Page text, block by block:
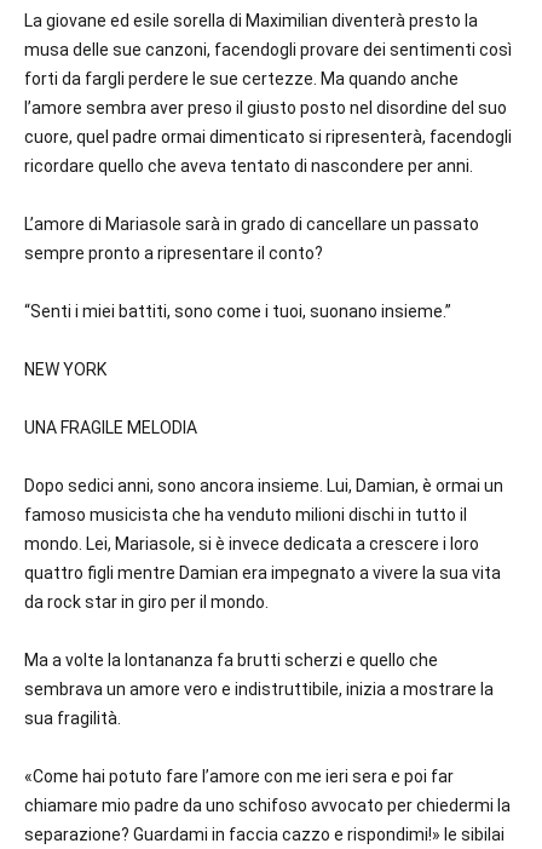
La giovane ed esile sorella di Maximilian diventerà presto la
musa delle sue canzoni, facendogli provare dei sentimenti così
forti da fargli perdere le sue certezze. Ma quando anche
l’amore sembra aver preso il giusto posto nel disordine del suo
cuore, quel padre ormai dimenticato si ripresenterà, facendogli
ricordare quello che aveva tentato di nascondere per anni.
L’amore di Mariasole sarà in grado di cancellare un passato
sempre pronto a ripresentare il conto?
“Senti i miei battiti, sono come i tuoi, suonano insieme.”
NEW YORK
UNA FRAGILE MELODIA
Dopo sedici anni, sono ancora insieme. Lui, Damian, è ormai un
famoso musicista che ha venduto milioni dischi in tutto il
mondo. Lei, Mariasole, si è invece dedicata a crescere i loro
quattro figli mentre Damian era impegnato a vivere la sua vita
da rock star in giro per il mondo.
Ma a volte la lontananza fa brutti scherzi e quello che
sembrava un amore vero e indistruttibile, inizia a mostrare la
sua fragilità.
«Come hai potuto fare l’amore con me ieri sera e poi far
chiamare mio padre da uno schifoso avvocato per chiedermi la
separazione? Guardami in faccia cazzo e rispondimi!» le sibilai